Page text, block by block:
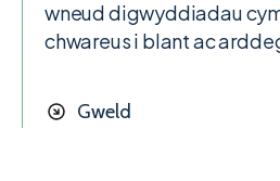
wneud digwyddiadau
chwareus i blant ac
Gweld